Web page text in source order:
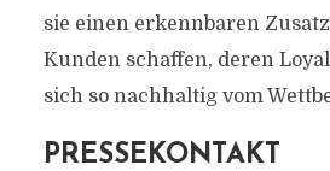
sie einen erkennbaren
Kunden schaffen, deren
sich so nachhaltig vom
PRESSEKONTAKT